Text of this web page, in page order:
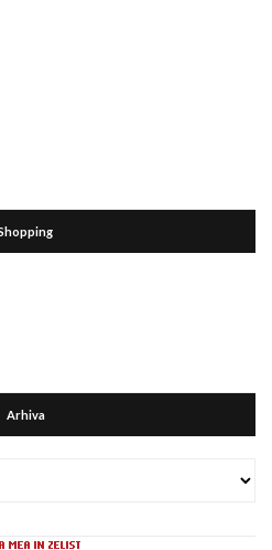
Arhiva